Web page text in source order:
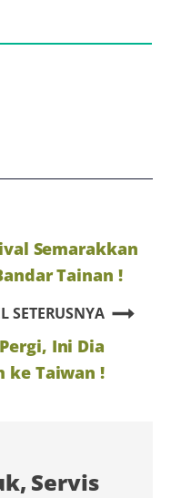
Servis
Semarakkan
Tainan !
SETERUSNYA
Ini Dia
ke Taiwan !